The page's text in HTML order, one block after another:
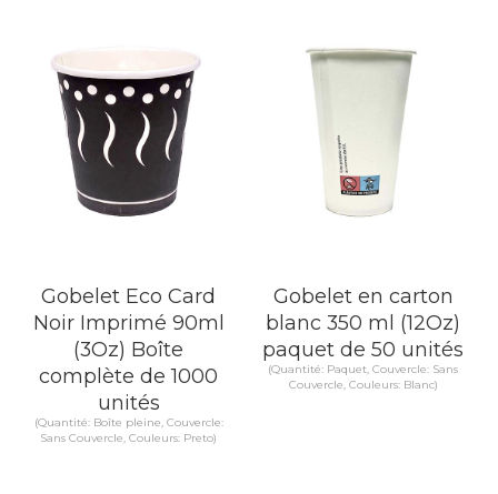
Gobelet Eco Card
Noir Imprimé 90ml
(3Oz) Boîte
complète de 1000
unités
(Quantité: Boîte pleine, Couvercle:
Sans Couvercle, Couleurs: Preto)
Gobelet en carton
blanc 350 ml (12Oz)
paquet de 50 unités
(Quantité: Paquet, Couvercle: Sans
Couvercle, Couleurs: Blanc)